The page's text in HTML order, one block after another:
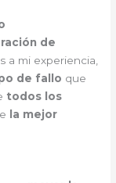
de
a mi experiencia,
de fallo que
todos los
la mejor